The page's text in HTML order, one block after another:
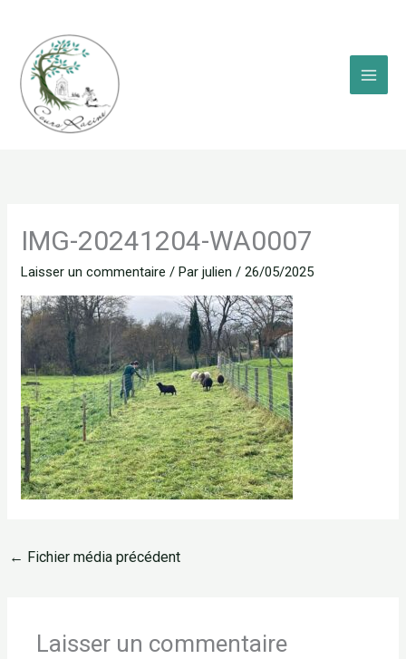
contenu
IMG-20241204-WA0007
Laisser un commentaire / Parjulien /26/05/2025
← Fichier média précédent
Laisser un commentaire